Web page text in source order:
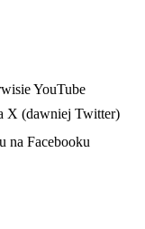
YouTube
X (dawniej Twitter)
na Facebooku